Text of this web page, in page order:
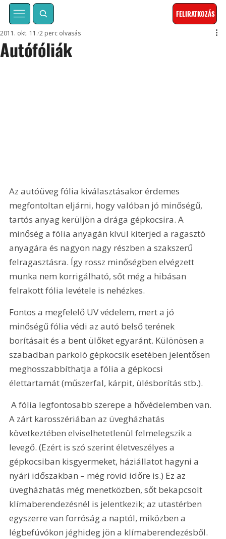
FELIRATKOZÁS
Autófóliák
2011. okt. 11. 2 perc olvasás
Az autóüveg fólia kiválasztásakor érdemes
megfontoltan eljárni, hogy valóban jó minőségű,
tartós anyag kerüljön a drága gépkocsira. A
minőség a fólia anyagán kívül kiterjed a ragasztó
anyagára és nagyon nagy részben a szakszerű
felragasztásra. Így rossz minőségben elvégzett
munka nem korrigálható, sőt még a hibásan
felrakott fólia levétele is nehézkes.
Fontos a megfelelő UV védelem, mert a jó
minőségű fólia védi az autó belső terének
borításait és a bent ülőket egyaránt. Különösen a
szabadban parkoló gépkocsik esetében jelentősen
meghosszabbíthatja a fólia a gépkocsi
élettartamát (műszerfal, kárpit, ülésborítás stb.).
A fólia legfontosabb szerepe a hővédelemben van.
A zárt karosszériában az üvegházhatás
következtében elviselhetetlenül felmelegszik a
levegő. (Ezért is szó szerint életveszélyes a
gépkocsiban kisgyermeket, háziállatot hagyni a
nyári időszakban – még rövid időre is.) Ez az
üvegházhatás még menetközben, sőt bekapcsolt
klímaberendezésnél is jelentkezik; az utastérben
egyszerre van forróság a naptól, miközben a
légbefúvókon jéghideg jön a klímaberendezésből.